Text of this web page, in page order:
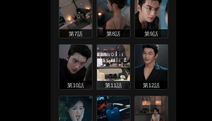
第7話 第8話 第9話
第10話 第11話 第12話